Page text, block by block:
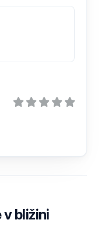
bližini